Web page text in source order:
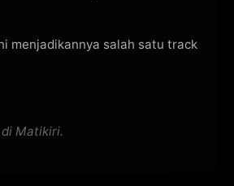
menjadikannya salah satu track
Matikiri.